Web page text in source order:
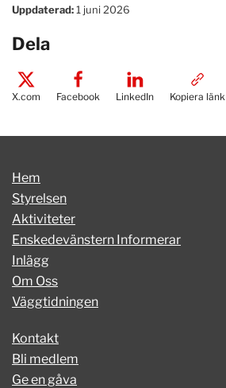
Uppdaterad:1 juni 2026
Dela
X.com Facebook LinkedIn Kopiera länk
Hem
Styrelsen
Aktiviteter
Enskedevänstern Informerar
Inlägg
Om Oss
Väggtidningen
Kontakt
Bli medlem
Ge en gåva